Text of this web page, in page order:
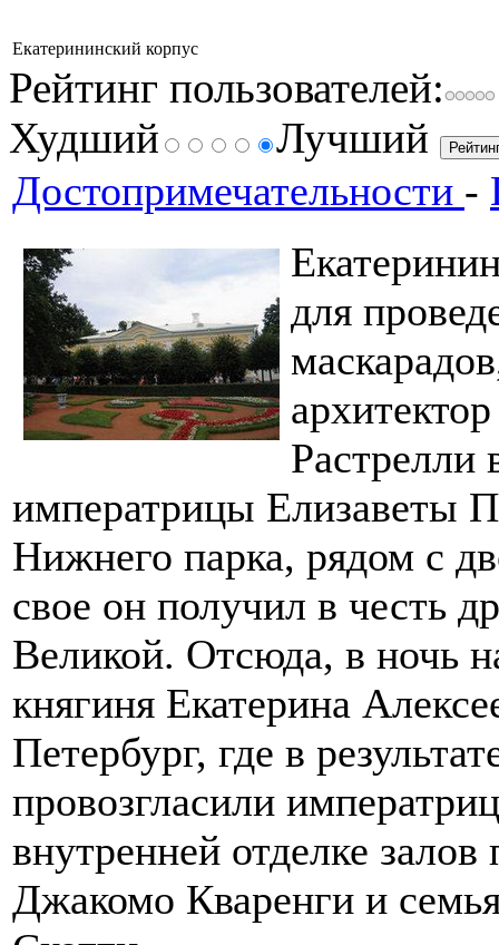
Екатерининский корпус
Рейтинг пользователей:
Худший
Лучший
Достопримечательности -
для
Растрелли
императрицы Елизаветы
Нижнего парка, рядом с
свое он получил в честь
Великой. Отсюда, в ночь
княгиня Екатерина
Петербург, где в
провозгласили
внутренней отделке
Джакомо Кваренги и